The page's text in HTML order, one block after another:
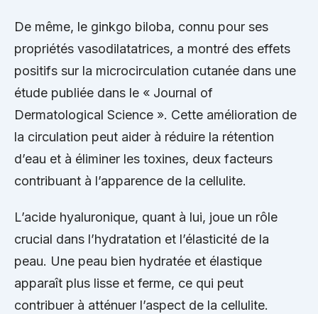
De même, le ginkgo biloba, connu pour ses
propriétés vasodilatatrices, a montré des effets
positifs sur la microcirculation cutanée dans une
étude publiée dans le « Journal of
Dermatological Science ». Cette amélioration de
la circulation peut aider à réduire la rétention
d’eau et à éliminer les toxines, deux facteurs
contribuant à l’apparence de la cellulite.
L’acide hyaluronique, quant à lui, joue un rôle
crucial dans l’hydratation et l’élasticité de la
peau. Une peau bien hydratée et élastique
apparaît plus lisse et ferme, ce qui peut
contribuer à atténuer l’aspect de la cellulite.